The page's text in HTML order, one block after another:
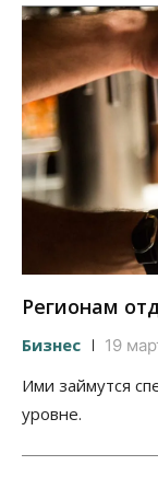
Регионам
Бизнес 19
Ими займутся
уровне.